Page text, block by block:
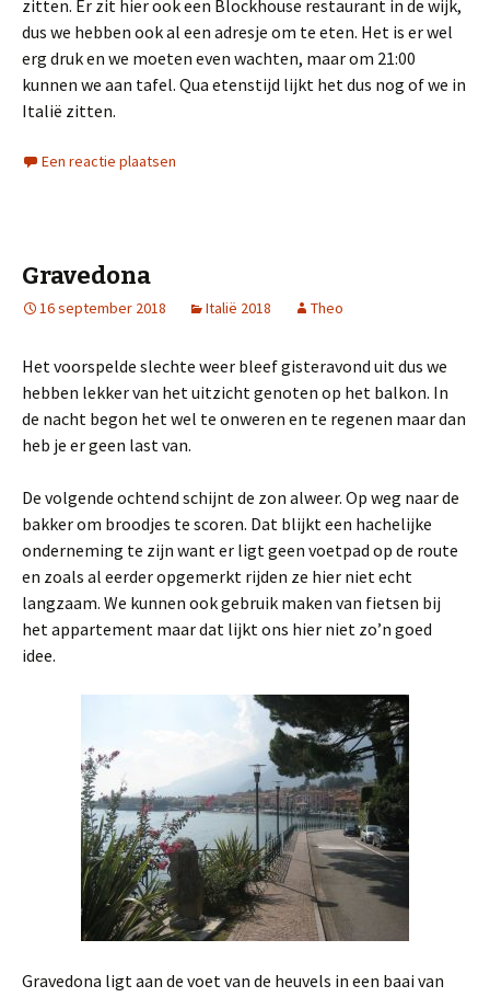
zitten. Er zit hier ook een Blockhouse restaurant in de wijk,
dus we hebben ook al een adresje om te eten. Het is er wel
erg druk en we moeten even wachten, maar om 21:00
kunnen we aan tafel. Qua etenstijd lijkt het dus nog of we in
Italië zitten.
Een reactie plaatsen
Gravedona
16 september 2018 Italië 2018 Theo
Het voorspelde slechte weer bleef gisteravond uit dus we
hebben lekker van het uitzicht genoten op het balkon. In
de nacht begon het wel te onweren en te regenen maar dan
heb je er geen last van.
De volgende ochtend schijnt de zon alweer. Op weg naar de
bakker om broodjes te scoren. Dat blijkt een hachelijke
onderneming te zijn want er ligt geen voetpad op de route
en zoals al eerder opgemerkt rijden ze hier niet echt
langzaam. We kunnen ook gebruik maken van fietsen bij
het appartement maar dat lijkt ons hier niet zo’n goed
idee.
Gravedona ligt aan de voet van de heuvels in een baai van